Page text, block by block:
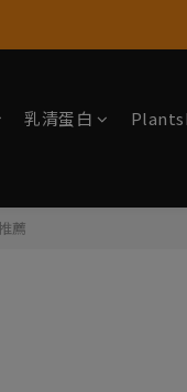
乳清蛋白
薦